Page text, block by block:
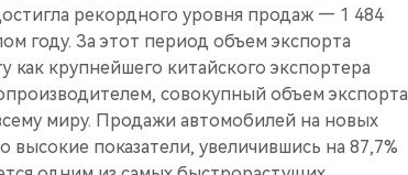
рекордного уровня продаж — 1 484
году. За этот период объем экспорта
крупнейшего китайского экспортера
совокупный объем экспорта
миру. Продажи автомобилей на новых
показатели, увеличившись на 87,7%